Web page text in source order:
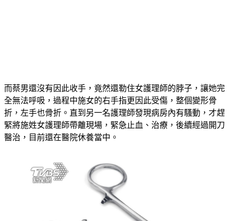
而蔡男還沒有因此收手，竟然還勒住女護理師的脖子，讓她完
全無法呼吸，過程中施女的右手指更因此受傷，整個變形骨
折，左手也骨折。直到另一名護理師發現病房內有騷動，才趕
緊將施姓女護理師帶離現場，緊急止血、治療，後續經過開刀
醫治，目前還在醫院休養當中。